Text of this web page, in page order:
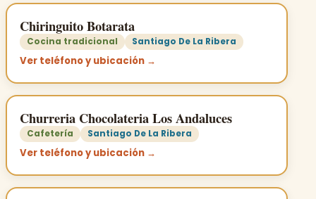
Chiringuito Botarata
Cocina tradicional Santiago De La Ribera
Ver teléfono y ubicación →
Churreria Chocolateria Los Andaluces
Cafetería Santiago De La Ribera
Ver teléfono y ubicación →